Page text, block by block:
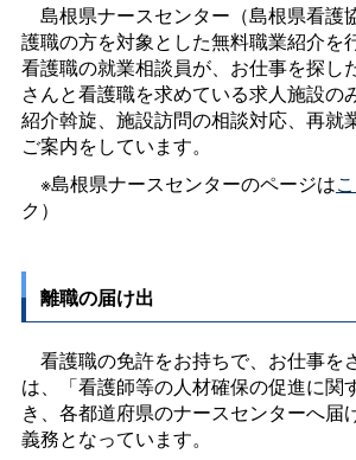
島根県ナースセンター（島根県看護
護職の方を対象とした無料職業紹介を
看護職の就業相談員が、お仕事を探し
さんと看護職を求めている求人施設の
紹介斡旋、施設訪問の相談対応、再就
ご案内をしています。
※島根県ナースセンターのページは
ク）
離職の届け出
看護職の免許をお持ちで、お仕事を
は、「看護師等の人材確保の促進に関
き、各都道府県のナースセンターへ届
義務となっています。